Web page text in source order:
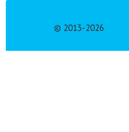
© 2013-2026